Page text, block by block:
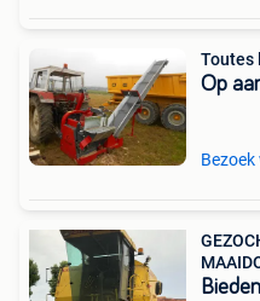
Toutes
Op
Bieden